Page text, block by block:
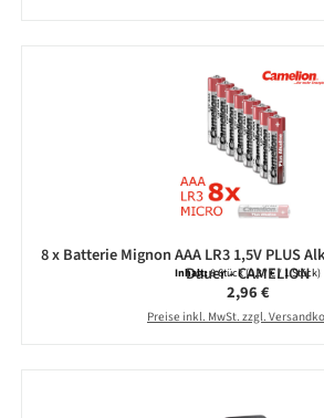
8 x Batterie Mignon AAA LR3 1,5V PLUS
Dauer - CAMELION
Inhalt:8 Stück(0,37 € / 1 Stück)
Regulärer Preis:
2,96 €
Preise inkl. MwSt. zzgl.